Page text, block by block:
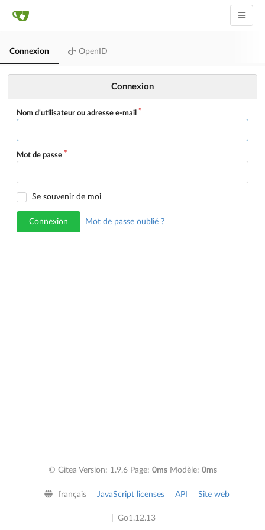
Connexion OpenID
Connexion
Nom d'utilisateur ou adresse e-mail
Mot de passe
Se souvenir de moi
Connexion Mot de passe oublié ?
© Gitea Version: 1.9.6 Page: 0msModèle: 0ms
français JavaScript licenses API Site web
Go1.12.13